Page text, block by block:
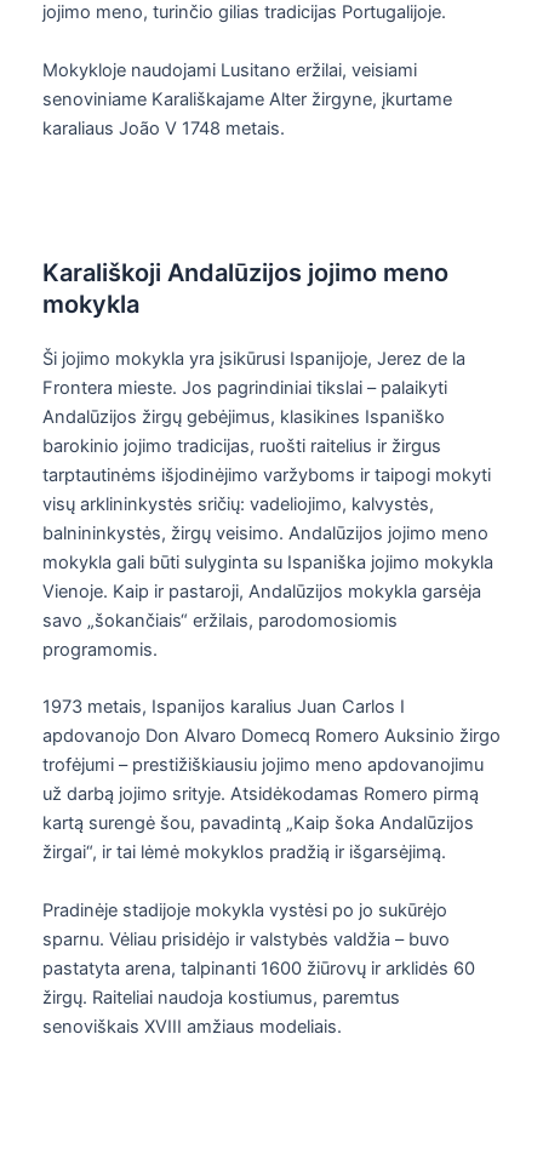
jojimo meno, turinčio gilias tradicijas Portugalijoje.
Mokykloje naudojami Lusitano eržilai, veisiami
senoviniame Karališkajame Alter žirgyne, įkurtame
karaliaus João V 1748 metais.
Karališkoji Andalūzijos jojimo meno
mokykla
Ši jojimo mokykla yra įsikūrusi Ispanijoje, Jerez de la
Frontera mieste. Jos pagrindiniai tikslai – palaikyti
Andalūzijos žirgų gebėjimus, klasikines Ispaniško
barokinio jojimo tradicijas, ruošti raitelius ir žirgus
tarptautinėms išjodinėjimo varžyboms ir taipogi mokyti
visų arklininkystės sričių: vadeliojimo, kalvystės,
balnininkystės, žirgų veisimo. Andalūzijos jojimo meno
mokykla gali būti sulyginta su Ispaniška jojimo mokykla
Vienoje. Kaip ir pastaroji, Andalūzijos mokykla garsėja
savo „šokančiais“ eržilais, parodomosiomis
programomis.
1973 metais, Ispanijos karalius Juan Carlos I
apdovanojo Don Alvaro Domecq Romero Auksinio žirgo
trofėjumi – prestižiškiausiu jojimo meno apdovanojimu
už darbą jojimo srityje. Atsidėkodamas Romero pirmą
kartą surengė šou, pavadintą „Kaip šoka Andalūzijos
žirgai“, ir tai lėmė mokyklos pradžią ir išgarsėjimą.
Pradinėje stadijoje mokykla vystėsi po jo sukūrėjo
sparnu. Vėliau prisidėjo ir valstybės valdžia – buvo
pastatyta arena, talpinanti 1600 žiūrovų ir arklidės 60
žirgų. Raiteliai naudoja kostiumus, paremtus
senoviškais XVIII amžiaus modeliais.